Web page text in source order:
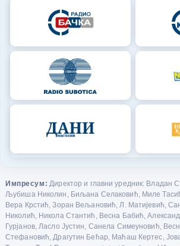
Импресум: Директор и главни уредник: Владан
Љубиша Николин, Биљана Селаковић, Миле
Вера Крстић, Зоран Вељановић, Л. Матијевић,
Николић, Никола Стантић, Весна Бабић,
Гурјанов, Ласло Јустин, Санела Симеуновић,
Стефановић, Драгутин Бећар, Маћаш Кертес,